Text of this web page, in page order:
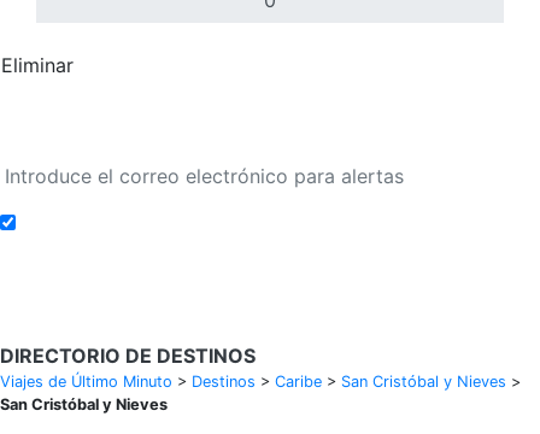
Eliminar
DIRECTORIO DE DESTINOS
Viajes de Último Minuto > Destinos > Caribe > San Cristóbal y Nieves >
San Cristóbal y Nieves